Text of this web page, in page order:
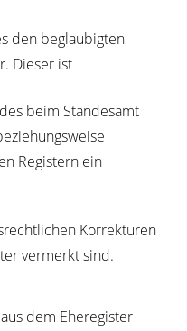
den beglaubigten
Dieser ist
beim Standesamt
Registern ein
Korrekturen
vermerkt sind.
dem Eheregister